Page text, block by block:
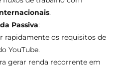
.
Passiva:
rapidamente os requisitos de
YouTube.
gerar renda recorrente em